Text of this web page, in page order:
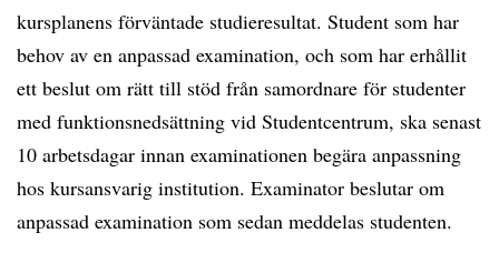
kursplanens förväntade studieresultat. Student som har
behov av en anpassad examination, och som har erhållit
ett beslut om rätt till stöd från samordnare för studenter
med funktionsnedsättning vid Studentcentrum, ska senast
10 arbetsdagar innan examinationen begära anpassning
hos kursansvarig institution. Examinator beslutar om
anpassad examination som sedan meddelas studenten.